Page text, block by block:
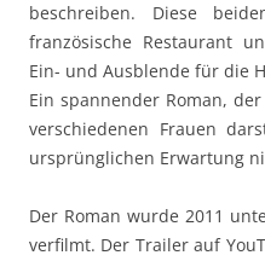
beschreiben. Diese
französische Restaurant
Ein- und Ausblende für die
Ein spannender Roman,
verschiedenen Frauen
ursprünglichen Erwartung
Der Roman wurde 2011
verfilmt. Der Trailer auf